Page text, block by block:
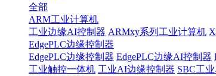
全部
ARM工业计算机
工业边缘AI控制器 ARMxy系列工业计算机
EdgePLC边缘控制器
EdgePLC边缘控制器 EdgePLC边缘AI控制器
工业触控一体机 工业AI边缘控制器 SBC工